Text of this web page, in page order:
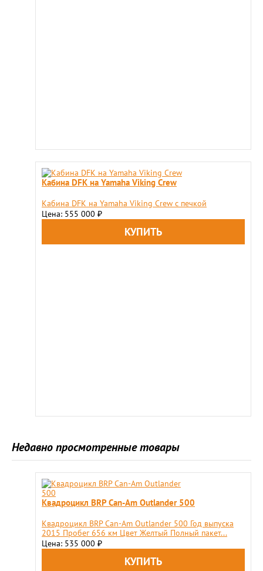
Кабина DFK на Yamaha Viking Crew
Кабина DFK на Yamaha Viking Crew c печкой
Цена: 555 000 ₽
Недавно просмотренные товары
Квадроцикл BRP Can-Am Outlander 500
Квадроцикл BRP Can-Am Outlander 500 Год выпуска
2015 Пробег 656 км Цвет Желтый Полный пакет...
Цена: 535 000 ₽